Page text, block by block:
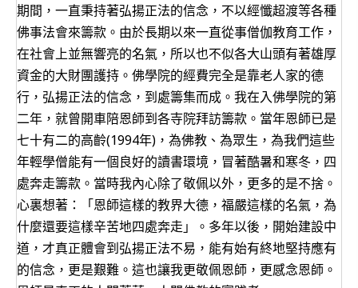
期間，一直秉持著弘揚正法的信念，不以經懺超渡等各種
佛事法會來籌款。由於長期以來一直從事僧伽教育工作，
在社會上並無響亮的名氣，所以也不似各大山頭有著雄厚
資金的大財團護持。佛學院的經費完全是靠老人家的德
行，弘揚正法的信念，到處籌集而成。我在入佛學院的第
二年，就曾開車陪恩師到各寺院拜訪籌款。當年恩師已是
七十有二的高齡(1994年)，為佛教、為眾生，為我們這些
年輕學僧能有一個良好的讀書環境，冒著酷暑和寒冬，四
處奔走籌款。當時我內心除了敬佩以外，更多的是不捨。
心裏想著：「恩師這樣的教界大德，福嚴這樣的名氣，為
什麼還要這樣辛苦地四處奔走」。多年以後，開始建設中
道，才真正體會到弘揚正法不易，能有始有終地堅持應有
的信念，更是艱難。這也讓我更敬佩恩師，更感念恩師。